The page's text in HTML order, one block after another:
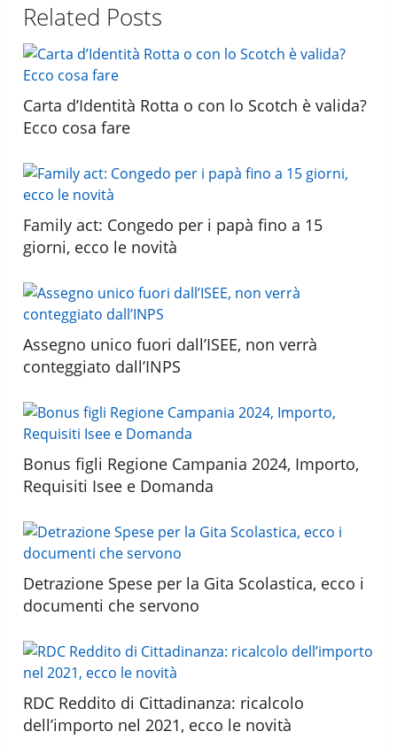
Related Posts
Carta d’Identità Rotta o con lo Scotch è valida?
Ecco cosa fare
Family act: Congedo per i papà fino a 15
giorni, ecco le novità
Assegno unico fuori dall’ISEE, non verrà
conteggiato dall’INPS
Bonus figli Regione Campania 2024, Importo,
Requisiti Isee e Domanda
Detrazione Spese per la Gita Scolastica, ecco i
documenti che servono
RDC Reddito di Cittadinanza: ricalcolo
dell’importo nel 2021, ecco le novità